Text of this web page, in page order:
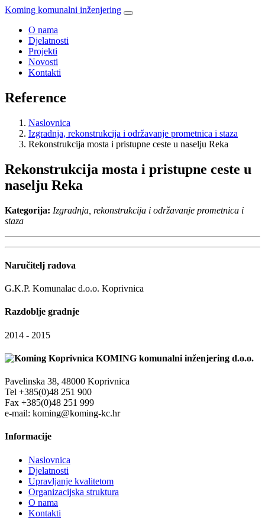
Koming komunalni inženjering
O nama
Djelatnosti
Projekti
Novosti
Kontakti
Reference
Naslovnica
Izgradnja, rekonstrukcija i održavanje prometnica i staza
Rekonstrukcija mosta i pristupne ceste u naselju Reka
Rekonstrukcija mosta i pristupne ceste u
naselju Reka
Kategorija: Izgradnja, rekonstrukcija i održavanje prometnica i
staza
Naručitelj radova
G.K.P. Komunalac d.o.o. Koprivnica
Razdoblje gradnje
2014 - 2015
KOMING komunalni inženjering d.o.o.
Pavelinska 38, 48000 Koprivnica
Tel +385(0)48 251 900
Fax +385(0)48 251 999
e-mail: koming@koming-kc.hr
Informacije
Naslovnica
Djelatnosti
Upravljanje kvalitetom
Organizacijska struktura
O nama
Kontakti